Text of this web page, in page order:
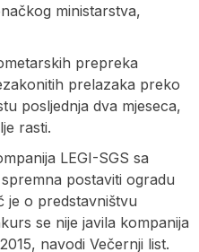
ministarstva,
prepreka
prelazaka preko
posljednja dva mjeseca,
rasti.
LEGI-SGS sa
postaviti ogradu
je o predstavništvu
se nije javila kompanija
navodi Večernji list.